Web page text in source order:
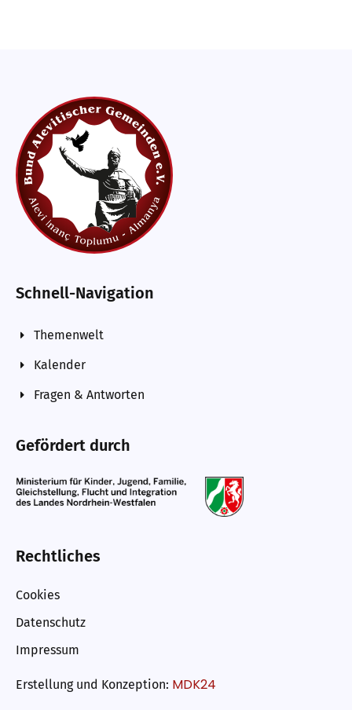
Schnell-Navigation
Themenwelt
Kalender
Fragen & Antworten
Gefördert durch
Rechtliches
Cookies
Datenschutz
Impressum
Erstellung und Konzeption: MDK24